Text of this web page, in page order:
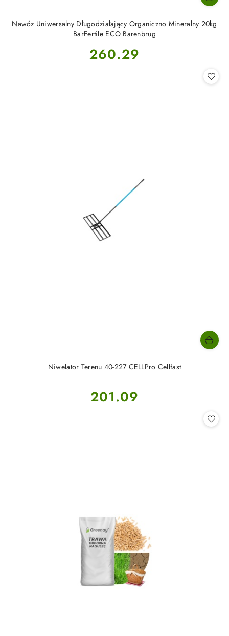
Nawóz Uniwersalny Długodziałający Organiczno Mineralny 20kg
BarFertile ECO Barenbrug
Cena:
260.29
Niwelator Terenu 40-227 CELLPro Cellfast
Cena:
201.09